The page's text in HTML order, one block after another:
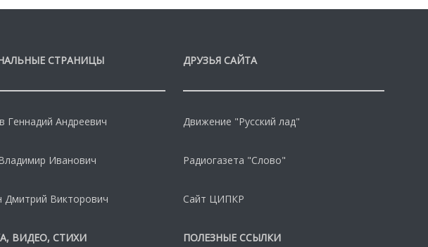
СТРАНИЦЫ
Геннадий Андреевич
Иванович
Дмитрий Викторович
ВИДЕО, СТИХИ
ДРУЗЬЯ САЙТА
Движение "Русский лад"
Радиогазета "Слово"
Сайт ЦИПКР
ПОЛЕЗНЫЕ ССЫЛКИ